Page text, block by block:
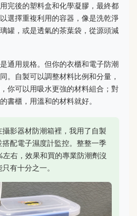
完後的塑料盒和化學凝膠，最終都
選擇重複利用的容器，像是洗乾淨
罐，或是透氣的茶葉袋，從源頭減
通用規格。但你的衣櫃和電子防潮
。自製可以調整材料比例和分量，
你可以用吸水更強的材料組合；對
書櫃，用溫和的材料就好。
影器材防潮箱裡，我用了自製
配電子濕度計監控。整整一季
右，效果和買的專業防潮劑沒
有十分之一。